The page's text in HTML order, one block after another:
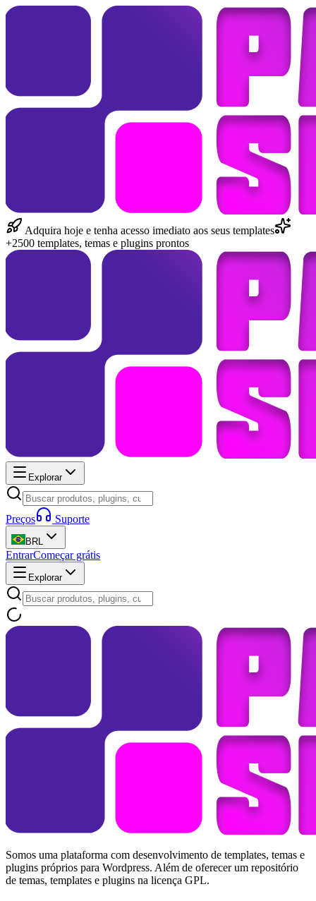
Adquira hoje e tenha acesso imediato aos seus templates
+2500 templates, temas e plugins prontos
Explorar
Preços Suporte
BRL
EntrarComeçar grátis
Explorar
Somos uma plataforma com desenvolvimento de templates, temas e
plugins próprios para Wordpress. Além de oferecer um repositório
de temas, templates e plugins na licença GPL.